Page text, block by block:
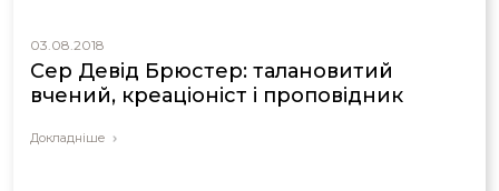
03.08.2018
Сер Девід Брюстер: талановитий
вчений, креаціоніст і проповідник
Докладніше